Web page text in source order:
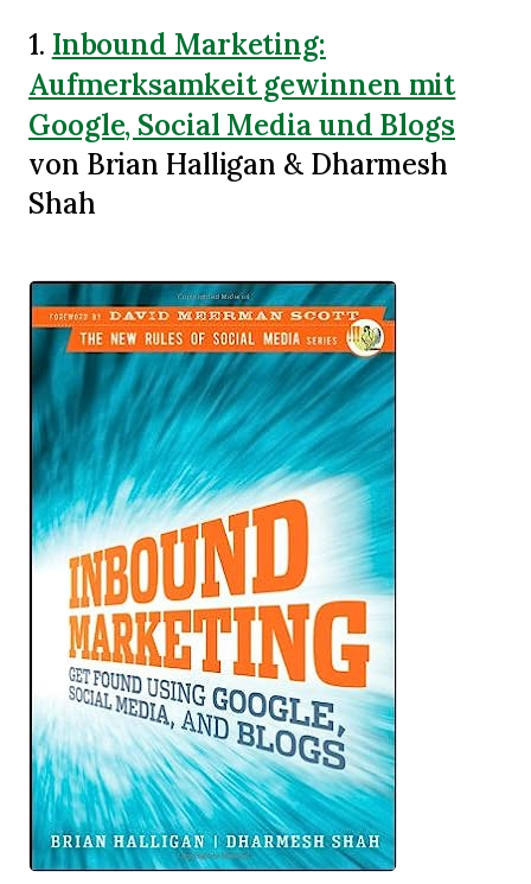
1. Inbound Marketing:
Aufmerksamkeit gewinnen mit
Google, Social Media und Blogs
von Brian Halligan & Dharmesh
Shah